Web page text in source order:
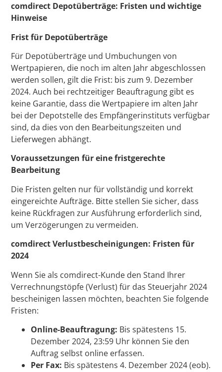
comdirect Depotüberträge: Fristen und wichtige
Hinweise
Frist für Depotüberträge
Für Depotüberträge und Umbuchungen von
Wertpapieren, die noch im alten Jahr abgeschlossen
werden sollen, gilt die Frist: bis zum 9. Dezember
2024. Auch bei rechtzeitiger Beauftragung gibt es
keine Garantie, dass die Wertpapiere im alten Jahr
bei der Depotstelle des Empfängerinstituts verfügbar
sind, da dies von den Bearbeitungszeiten und
Lieferwegen abhängt.
Voraussetzungen für eine fristgerechte
Bearbeitung
Die Fristen gelten nur für vollständig und korrekt
eingereichte Aufträge. Bitte stellen Sie sicher, dass
keine Rückfragen zur Ausführung erforderlich sind,
um Verzögerungen zu vermeiden.
comdirect Verlustbescheinigungen: Fristen für
2024
Wenn Sie als comdirect-Kunde den Stand Ihrer
Verrechnungstöpfe (Verlust) für das Steuerjahr 2024
bescheinigen lassen möchten, beachten Sie folgende
Fristen:
Online-Beauftragung: Bis spätestens 15.
Dezember 2024, 23:59 Uhr können Sie den
Auftrag selbst online erfassen.
Per Fax: Bis spätestens 4. Dezember 2024 (eob).